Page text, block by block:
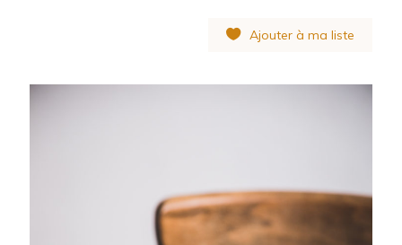
Ajouter à ma liste